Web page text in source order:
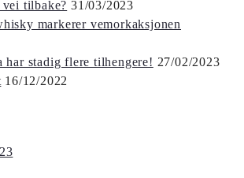
vei tilbake? 31/03/2023
markerer vemorkaksjonen
har stadig flere tilhengere! 27/02/2023
16/12/2022